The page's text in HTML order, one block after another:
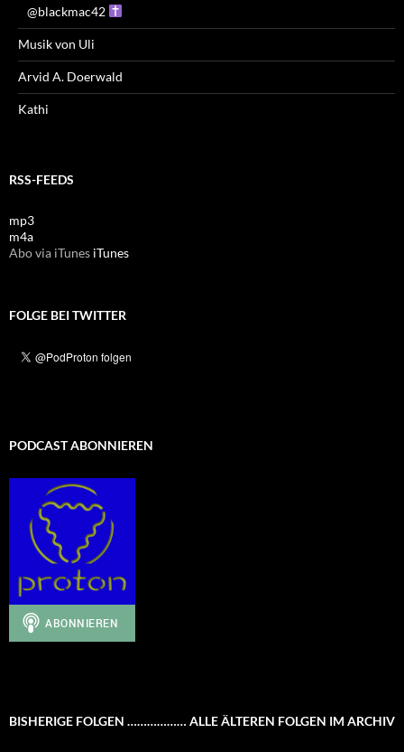
@blackmac42
Musik von Uli
Arvid A. Doerwald
Kathi
RSS-FEEDS
mp3
m4a
Abo via iTunes iTunes
FOLGE BEI TWITTER
PODCAST ABONNIEREN
BISHERIGE FOLGEN ……………… ALLE ÄLTEREN FOLGEN IM ARCHIV